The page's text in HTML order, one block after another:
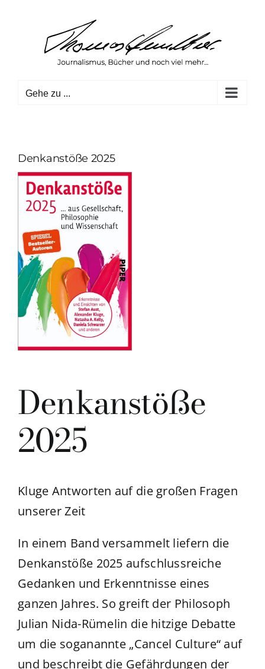
springen
Gehe zu ...
Denkanstöße 2025
Denkanstöße
2025
Kluge Antworten auf die großen Fragen
unserer Zeit
In einem Band versammelt liefern die
Denkanstöße 2025 aufschlussreiche
Gedanken und Erkenntnisse eines
ganzen Jahres. So greift der Philosoph
Julian Nida-Rümelin die hitzige Debatte
um die soganannte „Cancel Culture“ auf
und beschreibt die Gefährdungen der